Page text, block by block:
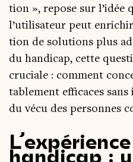
tion », repose sur l’idée
l’utilisateur peut
tion de solu­tions plus
du han­di­cap, cette
cru­ciale : com­ment
ta­ble­ment effi­caces
du vécu des per­sonnes
handicap :